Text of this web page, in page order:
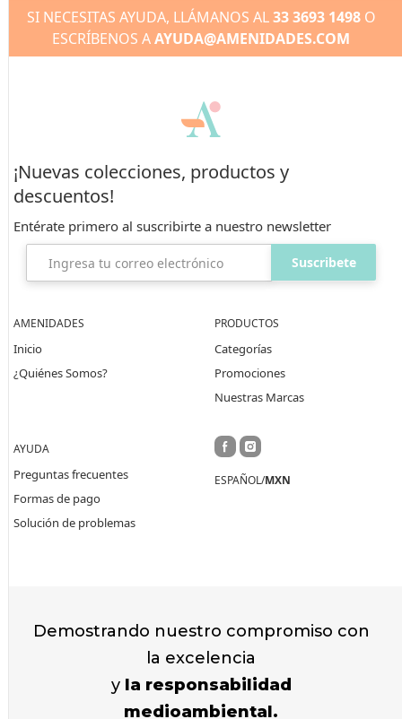
SI NECESITAS AYUDA, LLÁMANOS AL33 3693 1498O
ESCRÍBENOS AAYUDA@AMENIDADES.COM
¡Nuevas colecciones, productos y
descuentos!
Entérate primero al suscribirte a nuestro newsletter
Suscribete
AMENIDADES
Inicio
¿Quiénes Somos?
PRODUCTOS
Categorías
Promociones
Nuestras Marcas
AYUDA
Preguntas frecuentes
Formas de pago
Solución de problemas
ESPAÑOL/MXN
Demostrando nuestro compromiso con
la excelencia
y la responsabilidad
medioambiental.